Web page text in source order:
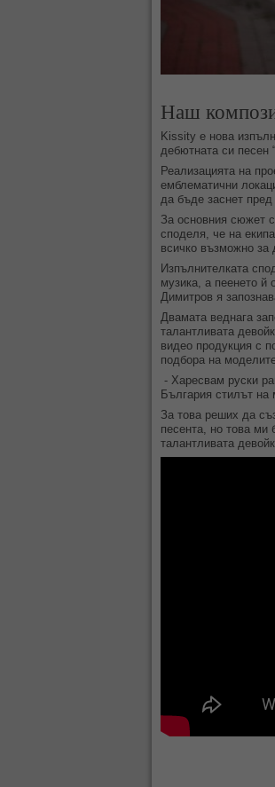
Наш
Kissity e нова
дебютната си песен
Реализацията на
емблематични
да бъде заснет
За основния сюжет
споделя, че на
всичко възможно за
Изпълнителката
музика, а пеенето й
Димитров я
Двамата веднага
талантливата
видео продукция с
подбора на
- Харесвам руски
България стилът на
За това реших да
песента, но това
талантливата